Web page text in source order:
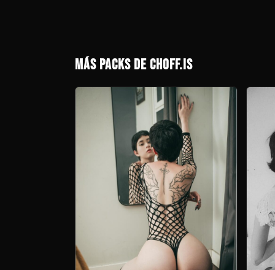
MÁS PACKS DE CHOFF.IS